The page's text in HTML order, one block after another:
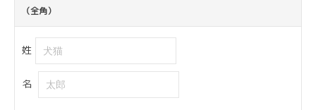
（全角）
姓
名